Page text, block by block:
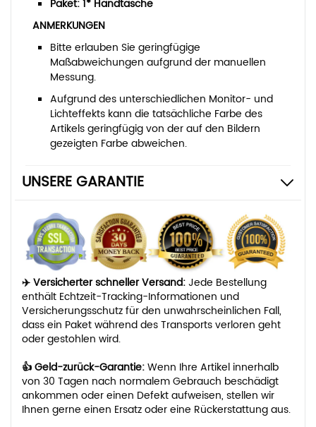
Paket: 1* Handtasche
ANMERKUNGEN
Bitte erlauben Sie geringfügige
Maßabweichungen aufgrund der manuellen
Messung.
Aufgrund des unterschiedlichen Monitor- und
Lichteffekts kann die tatsächliche Farbe des
Artikels geringfügig von der auf den Bildern
gezeigten Farbe abweichen.
UNSERE GARANTIE
✈️ Versicherter schneller Versand:Jede Bestellung
enthält Echtzeit-Tracking-Informationen und
Versicherungsschutz für den unwahrscheinlichen Fall,
dass ein Paket während des Transports verloren geht
oder gestohlen wird.
👍 Geld-zurück-Garantie:Wenn Ihre Artikel innerhalb
von 30 Tagen nach normalem Gebrauch beschädigt
ankommen oder einen Defekt aufweisen, stellen wir
Ihnen gerne einen Ersatz oder eine Rückerstattung aus.